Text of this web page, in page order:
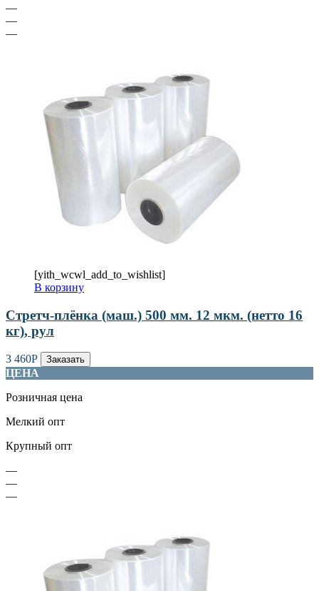
—
—
—
[yith_wcwl_add_to_wishlist]
В корзину
Стретч-плёнка (маш.) 500 мм. 12 мкм. (нетто 16
кг), рул
3 460Р Заказать
ЦЕНА
Розничная цена
Мелкий опт
Крупный опт
—
—
—